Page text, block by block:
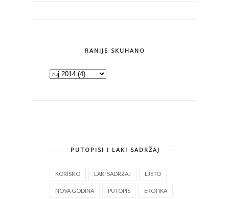
RANIJE SKUHANO
PUTOPISI I LAKI SADRŽAJ
KORISNO LAKI SADRŽAJ LJETO
NOVA GODINA PUTOPIS EROTIKA